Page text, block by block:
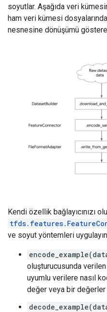
soyutlar. Aşağıda veri
ham veri kümesi
nesnesine dönüşümü
Kendi özellik bağlayıcınızı
ve soyut yöntemleri
oluşturucusunda
uyumlu verilere nasıl
değer veya bir değerler